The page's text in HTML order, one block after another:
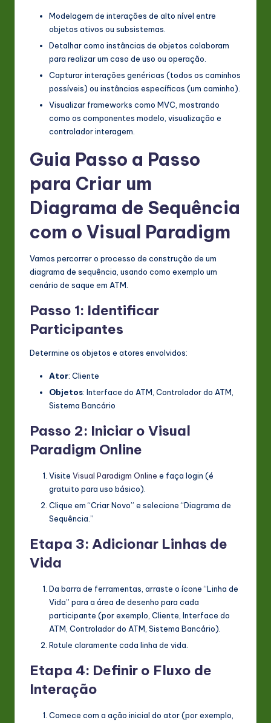
Modelagem de interações de alto nível entre
objetos ativos ou subsistemas.
Detalhar como instâncias de objetos colaboram
para realizar um caso de uso ou operação.
Capturar interações genéricas (todos os caminhos
possíveis) ou instâncias específicas (um caminho).
Visualizar frameworks como MVC, mostrando
como os componentes modelo, visualização e
controlador interagem.
Guia Passo a Passo
para Criar um
Diagrama de Sequência
com o Visual Paradigm
Vamos percorrer o processo de construção de um
diagrama de sequência, usando como exemplo um
cenário de saque em ATM.
Passo 1: Identificar
Participantes
Determine os objetos e atores envolvidos:
Ator: Cliente
Objetos: Interface do ATM, Controlador do ATM,
Sistema Bancário
Passo 2: Iniciar o Visual
Paradigm Online
Visite Visual Paradigm Online e faça login (é
gratuito para uso básico).
Clique em “Criar Novo” e selecione “Diagrama de
Sequência.”
Etapa 3: Adicionar Linhas de
Vida
Da barra de ferramentas, arraste o ícone “Linha de
Vida” para a área de desenho para cada
participante (por exemplo, Cliente Interface do
ATM Controlador do ATM Sistema Bancário).
Rotule claramente cada linha de vida.
Etapa 4: Definir o Fluxo de
Interação
Comece com a ação inicial do ator (por exemplo,